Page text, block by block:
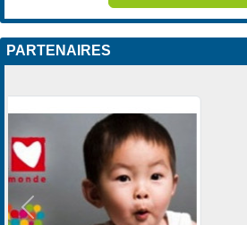
PARTENAIRES
Précedent